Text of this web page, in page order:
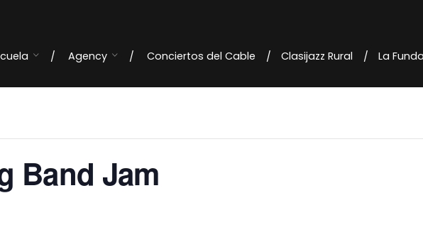
Agency Conciertos del Cable Clasijazz Rural La
Band Jam